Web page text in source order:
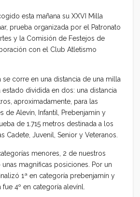
esta mañana su XXVI Milla
prueba organizada por el Patronato
y la Comisión de Festejos de
con el Club Atletismo
se corre en una distancia de una milla
estado dividida en dos: una distancia
aproximadamente, para las
de Alevín, Infantil, Prebenjamín y
de 1.715 metros destinada a los
Cadete, Juvenil, Senior y Veteranos.
menores, 2 de nuestros
magníficas posiciones. Por un
1ª en categoría prebenjamín y
4º en categoría alevínl.